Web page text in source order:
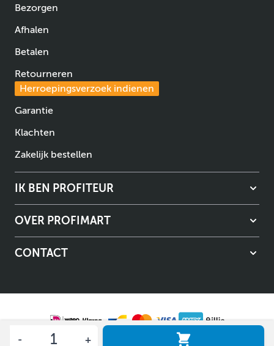
Bezorgen
Afhalen
Betalen
Retourneren
Herroepingsverzoek indienen
Garantie
Klachten
Zakelijk bestellen
IK BEN PROFITEUR
OVER PROFIMART
CONTACT
Algemene voorwaarden Privacybeleid